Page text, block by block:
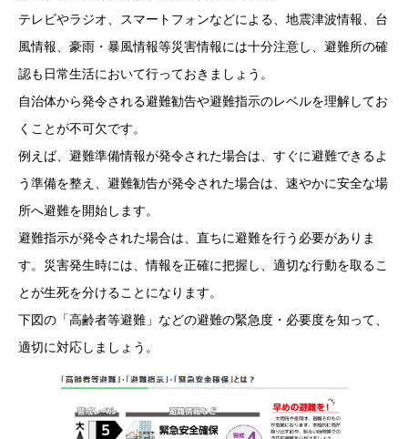
テレビやラジオ、スマートフォンなどによる、地震津波情報、台
風情報、豪雨・暴風情報等災害情報には十分注意し、避難所の確
認も日常生活において行っておきましょう。
自治体から発令される避難勧告や避難指示のレベルを理解してお
くことが不可欠です。
例えば、避難準備情報が発令された場合は、すぐに避難できるよ
う準備を整え、避難勧告が発令された場合は、速やかに安全な場
所へ避難を開始します。
避難指示が発令された場合は、直ちに避難を行う必要がありま
す。災害発生時には、情報を正確に把握し、適切な行動を取るこ
とが生死を分けることになります。
下図の「高齢者等避難」などの避難の緊急度・必要度を知って、
適切に対応しましょう。